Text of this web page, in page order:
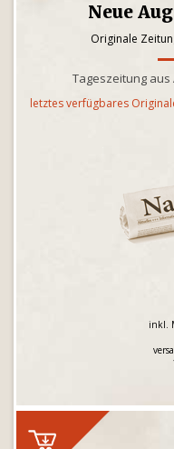
Neue
Originale
Tageszeitung aus
letztes verfügbares
inkl.